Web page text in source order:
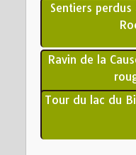
Sentiers
Ravin de la
Tour du lac du